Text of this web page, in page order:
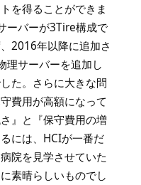
を得ることができま
ーバーが3Tire構成で
2016年以降に追加さ
理サーバーを追加し
た。さらに大きな問
費用が高額になって
』と『保守費用の増
には、HCIが一番だ
院を見学させていた
素晴らしいものでし